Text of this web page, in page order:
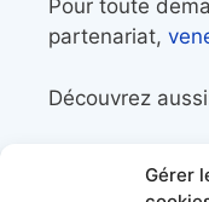
Gérer
Pour toute
partenariat,
Découvrez
librairie maritime